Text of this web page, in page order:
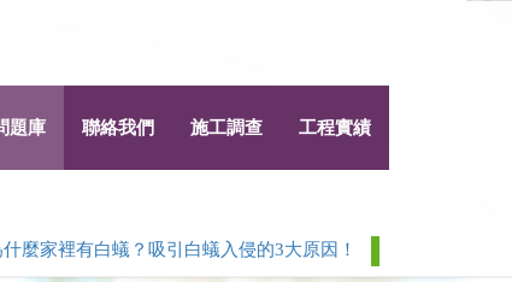
題庫 聯絡我們 施工調查 工程實績
裡有白蟻？吸引白蟻入侵的3大原因！ 白蟻 > 除白蟻白蟻